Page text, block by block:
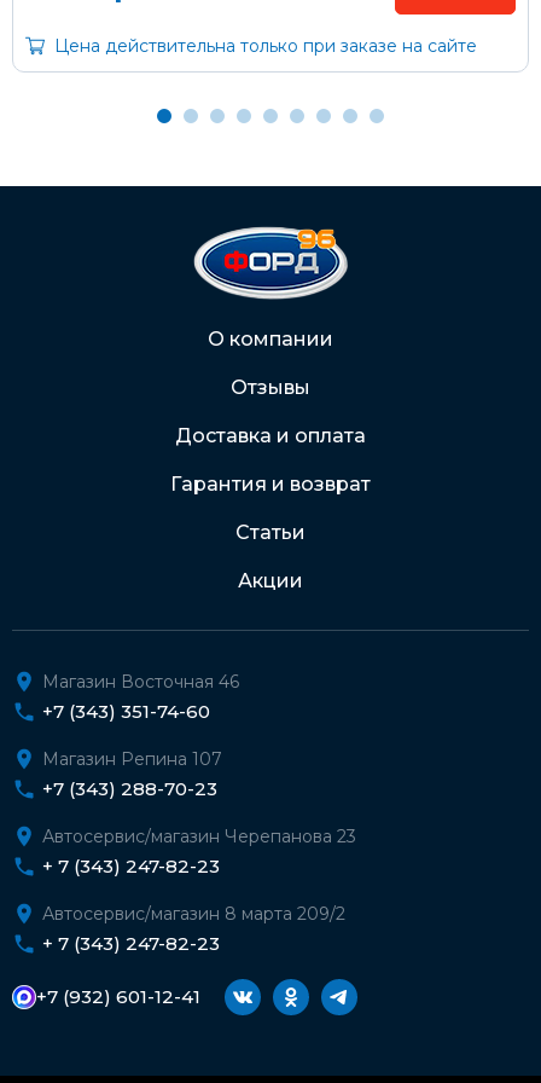
2202 2032 0805 1187
Подробнее о доставке и оплате
Цена действительна только при заказе на сайте
О компании
Отзывы
Доставка и оплата
Гарантия и возврат
Статьи
Акции
Магазин Восточная 46
+7 (343) 351-74-60
Магазин Репина 107
+7 (343) 288-70-23
Автосервис/магазин Черепанова 23
+ 7 (343) 247-82-23
Автосервис/магазин 8 марта 209/2
+ 7 (343) 247-82-23
+7 (932) 601-12-41